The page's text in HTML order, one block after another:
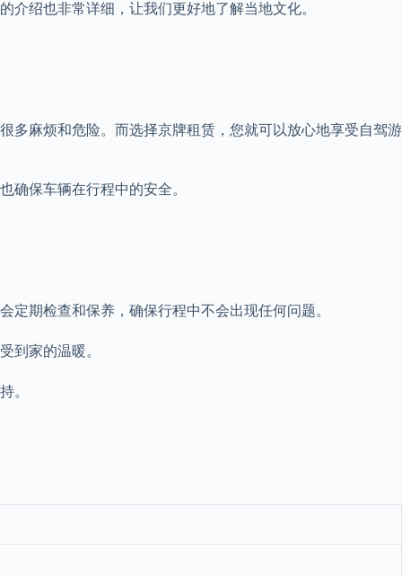
绍也非常详细，让我们更好地了解当地文化。
多麻烦和危险。而选择京牌租赁，您就可以放心地享受自驾游
确保车辆在行程中的安全。
期检查和保养，确保行程中不会出现任何问题。
到家的温暖。
。